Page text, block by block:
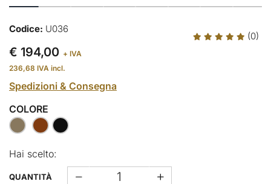
(0)
Codice: U036
€ 194,00 + IVA
236,68 IVA incl.
Spedizioni & Consegna
COLORE
Hai scelto:
QUANTITÀ